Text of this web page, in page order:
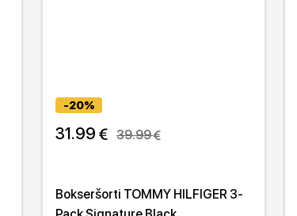
-20%
31.99 39.99
Bokseršorti TOMMY HILFIGER 3-